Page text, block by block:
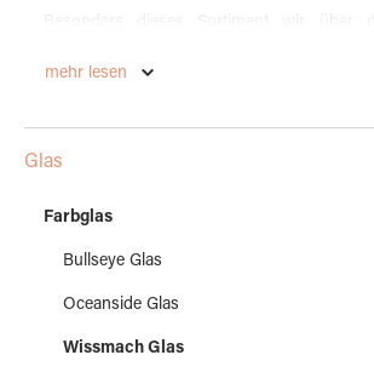
uni opaler, geschlierte transparente und
völlig anderes.
entspricht dem Double Rolled - also
mehrfarbigen Gläser ähneln dem WO bzw.
mehr lesen
Glas
Farbglas
Bullseye Glas
Oceanside Glas
Wissmach Glas